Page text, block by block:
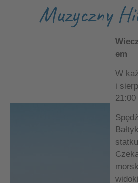
Muzyczny
em
W
i
21:00
statku